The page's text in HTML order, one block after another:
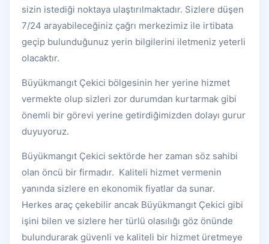
sizin istediği noktaya ulaştırılmaktadır. Sizlere düşen
7/24 arayabileceğiniz çağrı merkezimiz ile irtibata
geçip bulunduğunuz yerin bilgilerini iletmeniz yeterli
olacaktır.
Büyükmangıt Çekici bölgesinin her yerine hizmet
vermekte olup sizleri zor durumdan kurtarmak gibi
önemli bir görevi yerine getirdiğimizden dolayı gurur
duyuyoruz.
Büyükmangıt Çekici sektörde her zaman söz sahibi
olan öncü bir firmadır. Kaliteli hizmet vermenin
yanında sizlere en ekonomik fiyatlar da sunar.
Herkes araç çekebilir ancak Büyükmangıt Çekici gibi
işini bilen ve sizlere her türlü olasılığı göz önünde
bulundurarak güvenli ve kaliteli bir hizmet üretmeye